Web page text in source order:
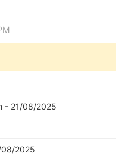
- 21/08/2025
08/2025